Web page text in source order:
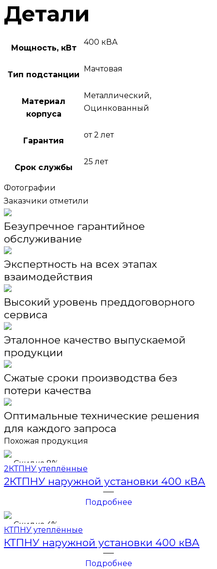
Детали
Мощность, кВт
400 кВА
Тип подстанции
Мачтовая
Материал
корпуса
Металлический,
Оцинкованный
Гарантия
от 2 лет
Срок службы
25 лет
Фотографии
Заказчики отметили
Безупречное гарантийное
обслуживание
Экспертность на всех этапах
взаимодействия
Высокий уровень преддоговорного
сервиса
Эталонное качество выпускаемой
продукции
Сжатые сроки производства без
потери качества
Оптимальные технические решения
для каждого запроса
Похожая продукция
Скидка 8%
2КТПНУ утеплённые
2КТПНУ наружной установки 400 кВА
Подробнее
Скидка 4%
КТПНУ утеплённые
КТПНУ наружной установки 400 кВА
Подробнее